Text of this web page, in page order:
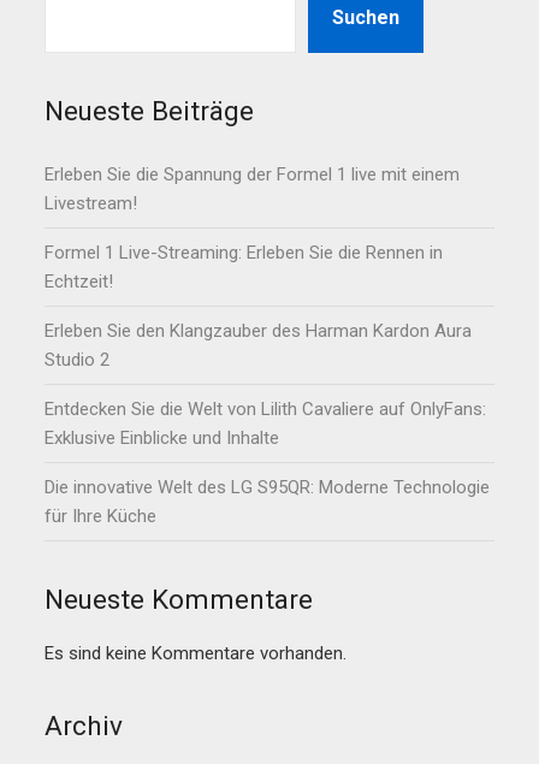
Suchen
Neueste Beiträge
Erleben Sie die Spannung der Formel 1 live mit einem
Livestream!
Formel 1 Live-Streaming: Erleben Sie die Rennen in
Echtzeit!
Erleben Sie den Klangzauber des Harman Kardon Aura
Studio 2
Entdecken Sie die Welt von Lilith Cavaliere auf OnlyFans:
Exklusive Einblicke und Inhalte
Die innovative Welt des LG S95QR: Moderne Technologie
für Ihre Küche
Neueste Kommentare
Es sind keine Kommentare vorhanden.
Archiv